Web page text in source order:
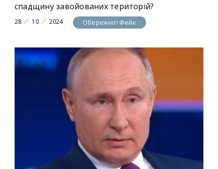
спадщину завойованих територій?
28 10 2024 Обережно! Фейк